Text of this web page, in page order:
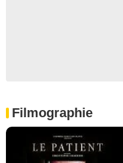
Filmographie